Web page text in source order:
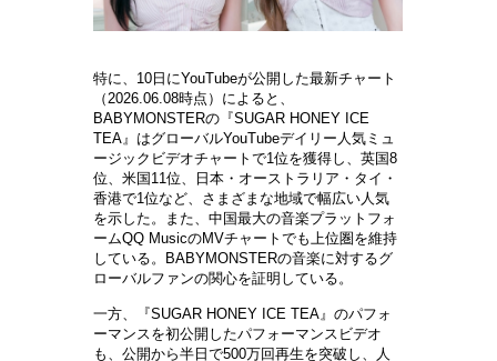
特に、10日にYouTubeが公開した最新チャ ー ト
（2026.06.08時点）によると、
BABYMONSTERの『SUGAR HONEY ICE
TEA』はグロ ーバルYouTubeデイリ ー 人気 ミュ
ージックビデオチャ ー トで1位を獲得し、英国8
位、米国 11位、日本 ・ オーストラリア ・ タイ ・
香港で1位など、さまざまな地域で幅広い人気
を示した。また、中 国最大の音楽プラットフォ
ームQQ MusicのMVチャ ー トでも上位圏 を維持
している。
BABYMONSTERの音楽に対するグ
ロ ーバルファンの関心を証明している。
一方、『SUGAR HONEY ICE TEA』のパフォ
ーマンスを初公開したパフォ ーマンスビデオ
も、公開から半日で500万回再生を突破し、人